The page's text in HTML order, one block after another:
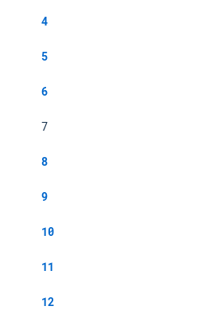
4
5
6
7
8
9
10
11
12